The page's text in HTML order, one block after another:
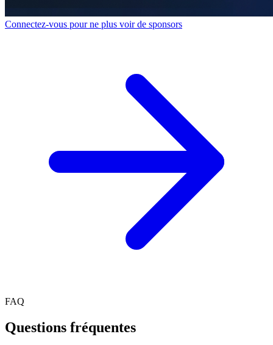
Connectez-vous pour ne plus voir de sponsors
FAQ
Questions fréquentes